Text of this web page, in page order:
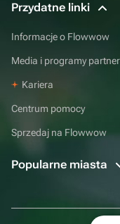
Przydatne linki
Informacje o Flowwow
Media i programy
Kariera
Centrum pomocy
Sprzedaj na Flowwow
Popularne miasta